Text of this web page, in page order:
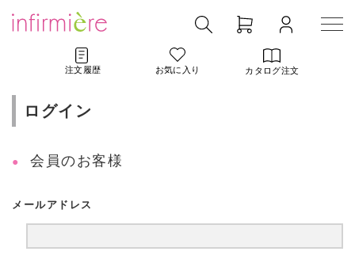
注文履歴 お気に入り カタログ注文
ログイン
会員のお客様
メールアドレス